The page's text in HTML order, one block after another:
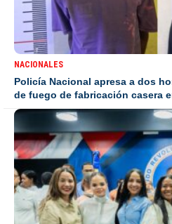
NACIONALES
Policía Nacional apresa a dos
de fuego de fabricación casera